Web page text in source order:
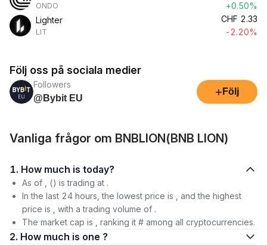
ONDO
+0.50%
Lighter
LIT
CHF 2.33
-2.20%
Följ oss på sociala medier
Followers
@Bybit EU
+ Följ
Vanliga frågor om BNBLION(BNB LION)
1. How much is today?
As of , () is trading at .
In the last 24 hours, the lowest price is , and the highest
price is , with a trading volume of .
The market cap is , ranking it # among all cryptocurrencies.
2. How much is one ?